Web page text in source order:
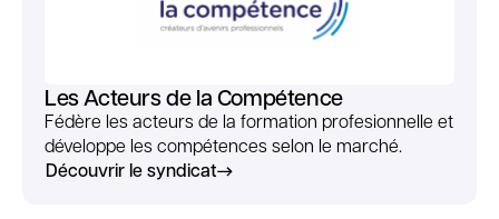
Les Acteurs de la Compétence
Fédère les acteurs de la formation profesionnelle et
développe les compétences selon le marché.
Découvrir le syndicat